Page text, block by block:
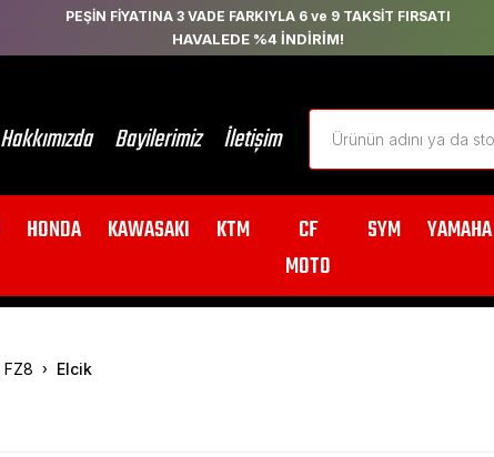
PEŞİN FİYATINA 3 VADE FARKIYLA 6 ve 9 TAKSİT FIRSATI
HAVALEDE %4 İNDİRİM!
Hakkımızda Bayilerimiz İletişim
HONDA KAWASAKI KTM
CF
MOTO
SYM YAMAHA
FZ8 Elcik